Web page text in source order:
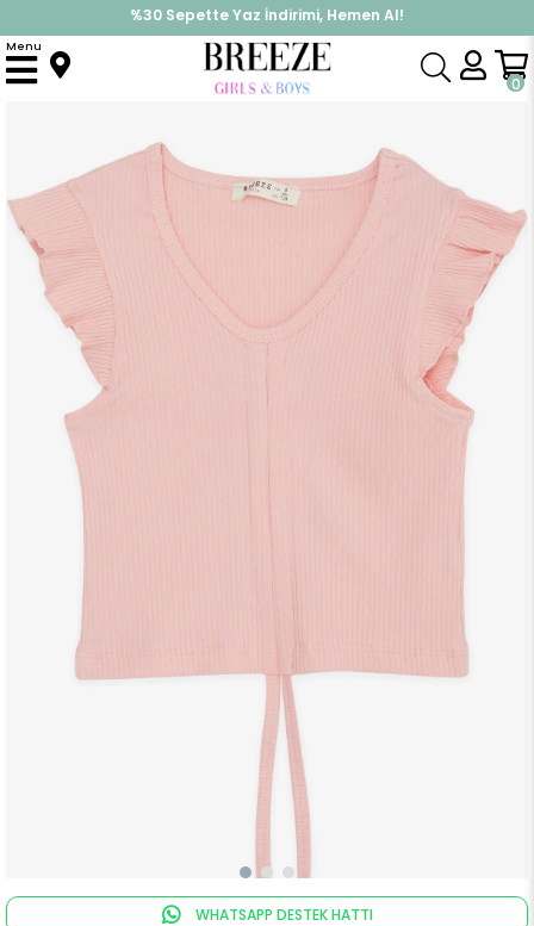
%30 Sepette Yaz İndirimi, Hemen Al!
İndirimlere ek %10 İndirimi Kap, Hemen Üye Ol!
0
Menu
Anasayfa Üst Giyim Tişört
WHATSAPP DESTEK HATTI